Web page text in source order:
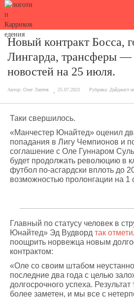
Новый контракт Босса,
Лингарда, трансферы —
новостей на 25 июля.
Автор: Олег Лаптев 25.07.2021 Рубрика: Дайджест
Таки свершилось.
«Манчестер Юнайтед» оценил
попадания в Лигу Чемпионов и
соглашение с Оле Гуннаром
будет продолжать революцию в
футбол по-асгардски вплоть до
возможностью пролонгации на 1
Главный по статусу человек в
Юнайтед» Эд Вудворд так
поощрить норвежца новым
контрактом:
«Оле со своим штабом
последние два года с целью
долгосрочного успеха.
более заметен, и мы все с